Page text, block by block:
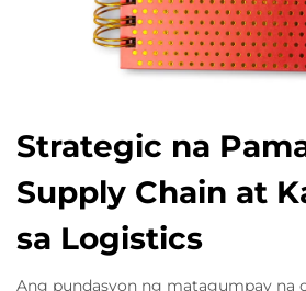
Strategic na
Supply Chain at
sa Logistics
Ang pundasyon ng matagumpay na